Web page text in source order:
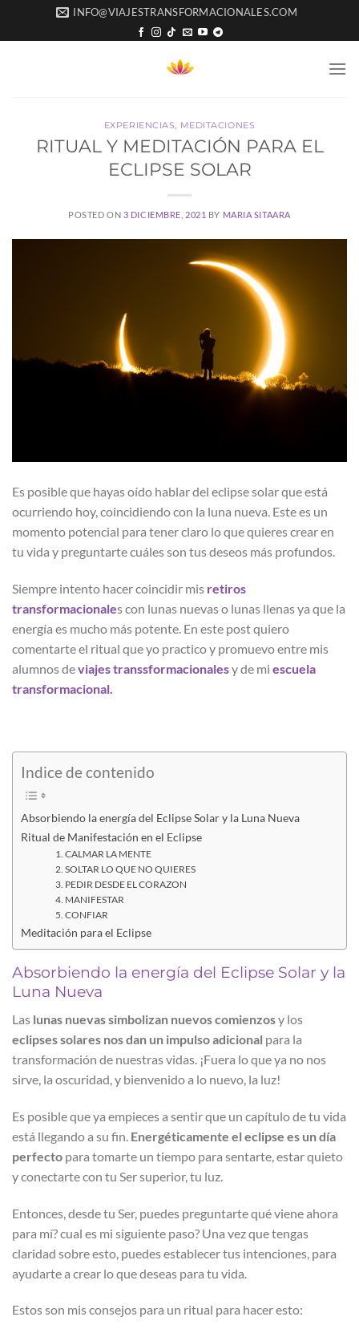
INFO@VIAJESTRANSFORMACIONALES.COM
EXPERIENCIAS, MEDITACIONES
RITUAL Y MEDITACIÓN PARA EL
ECLIPSE SOLAR
POSTED ON 3 DICIEMBRE, 2021 BY MARIA SITAARA
Es posible que hayas oído hablar del eclipse solar que está
ocurriendo hoy, coincidiendo con la luna nueva. Este es un
momento potencial para tener claro lo que quieres crear en
tu vida y preguntarte cuáles son tus deseos más profundos.
Siempre intento hacer coincidir mis retiros
transformacionales con lunas nuevas o lunas llenas ya que la
energía es mucho más potente. En este post quiero
comentarte el ritual que yo practico y promuevo entre mis
alumnos deviajes transsformacionalesy de mi escuela
transformacional.
Indice de contenido
Absorbiendo la energía del Eclipse Solar y la Luna Nueva
Ritual de Manifestación en el Eclipse
1. CALMAR LA MENTE
2. SOLTAR LO QUE NO QUIERES
3. PEDIR DESDE EL CORAZON
4. MANIFESTAR
5. CONFIAR
Meditación para el Eclipse
Absorbiendo la energía del Eclipse Solar y la
Luna Nueva
Las lunas nuevas simbolizan nuevos comienzosy los
eclipses solares nos dan un impulso adicional para la
transformación de nuestras vidas. ¡Fuera lo que ya no nos
sirve, la oscuridad, y bienvenido a lo nuevo, la luz!
Es posible que ya empieces a sentir que un capítulo de tu vida
está llegando a su fin. Energéticamente el eclipse es un día
perfecto para tomarte un tiempo para sentarte, estar quieto
y conectarte con tu Ser superior, tu luz.
Entonces, desde tu Ser, puedes preguntarte qué viene ahora
para mí? cual es mi siguiente paso? Una vez que tengas
claridad sobre esto, puedes establecer tus intenciones, para
ayudarte a crear lo que deseas para tu vida.
Estos son mis consejos para un ritual para hacer esto: